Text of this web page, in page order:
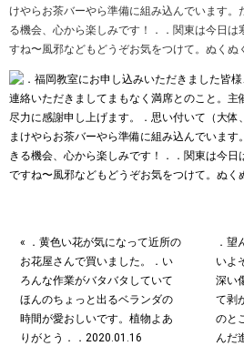
けやらお茶バーやら準備に組み込んでいます。
る機会、心から楽しみです！︎．．関東は今日は
すね〜️️風邪などもどうぞお気をつけて。ぬくぬ
« ．黄色い花が気になって近所の
お花屋さんで買いました。．い
ろんな作業がバタバタしていて
ほんのちょっと出るベランダの
時間が愛おしいです。植物よあ
りがとう︎．．2020.01.16
．望
いよ
深い
て剥
のと
んだ